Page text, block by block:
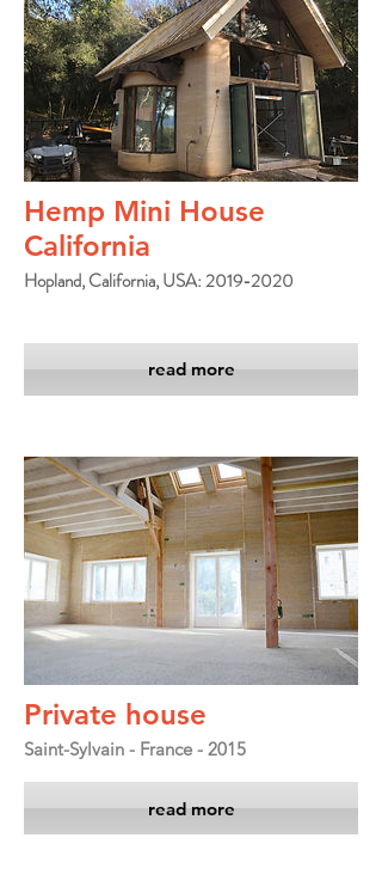
Hemp Mini House
California
Hopland, California, USA: 2019-2020
read more
Private house
Saint-Sylvain - France - 2015
read more